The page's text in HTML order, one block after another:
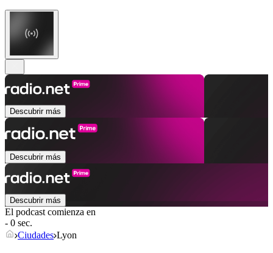
Descubrir más
Descubrir más
Descubrir más
El podcast comienza en
- 0 sec.
Ciudades Lyon